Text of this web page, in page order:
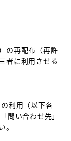
の再配布（再許
者に利用させる
利用（以下各
問い合わせ先」
。